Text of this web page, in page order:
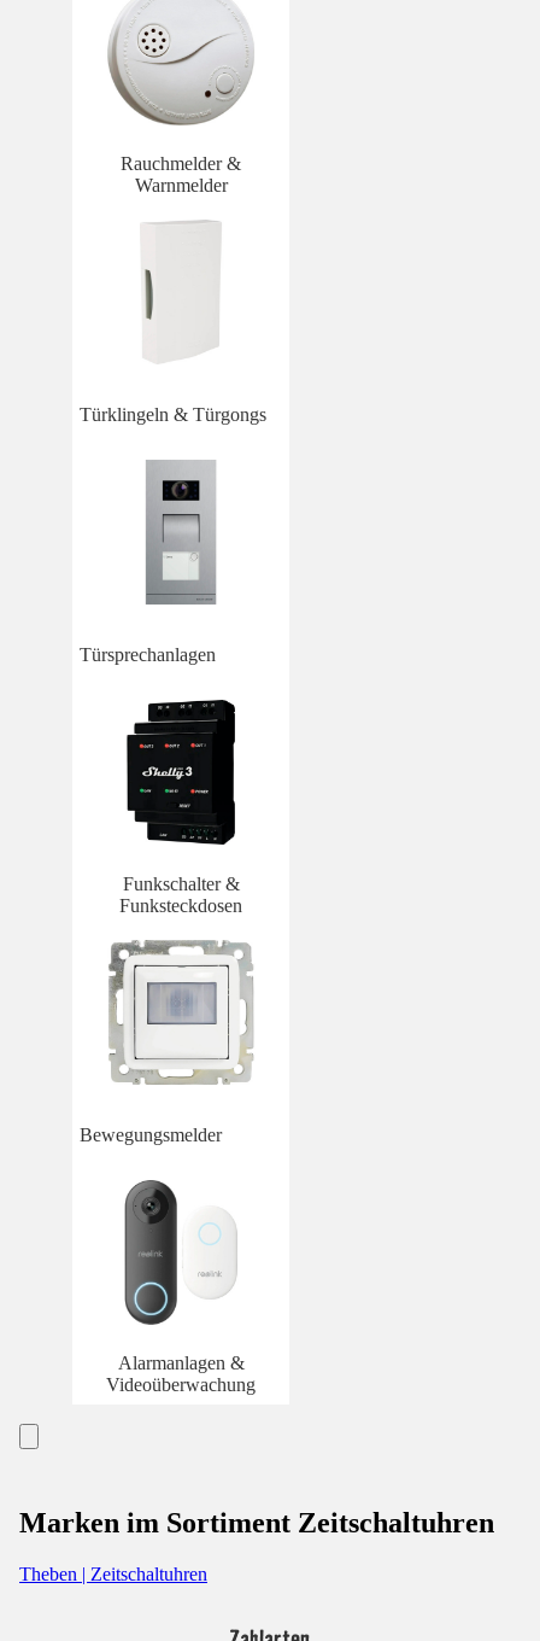
Rauchmelder &
Warnmelder
Türklingeln & Türgongs
Türsprechanlagen
Funkschalter &
Funksteckdosen
Bewegungsmelder
Alarmanlagen &
Videoüberwachung
Marken im Sortiment Zeitschaltuhren
Theben | Zeitschaltuhren